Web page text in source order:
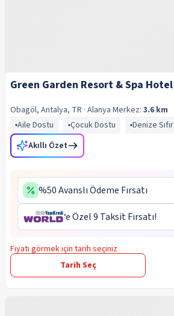
Green Garden Resort & Spa Hotel
Obagöl, Antalya, TR · Alanya Merkez: 3.6 km
Aile Dostu
Çocuk Dostu Denize Sıfır
Akıllı Özet
%50 Avanslı Ödeme Fırsatı
‘e Özel 9 Taksit Fırsatı!
Fiyatı görmek için tarih seçiniz
Tarih Seç